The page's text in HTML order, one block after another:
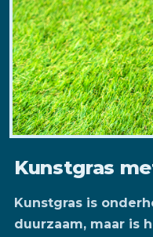
Kunstgras
Kunstgras is
duurzaam, maar is